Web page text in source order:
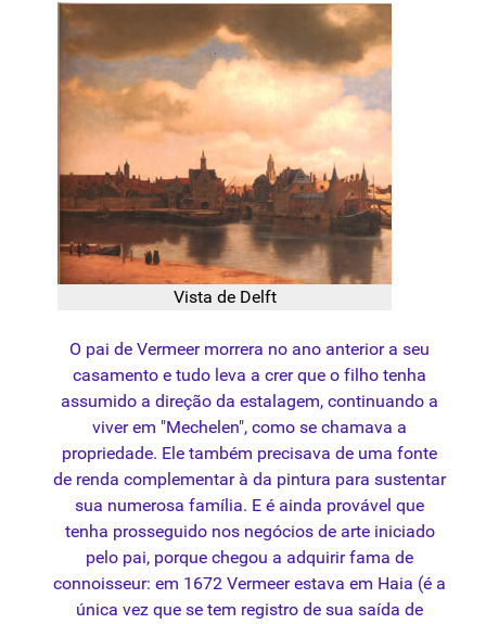
Vista de Delft
O pai de Vermeer morrera no ano anterior a seu
casamento e tudo leva a crer que o filho tenha
assumido a direção da estalagem, continuando a
viver em "Mechelen", como se chamava a
propriedade. Ele também precisava de uma fonte
de renda complementar à da pintura para sustentar
sua numerosa família. E é ainda provável que
tenha prosseguido nos negócios de arte iniciado
pelo pai, porque chegou a adquirir fama de
connoisseur: em 1672 Vermeer estava em Haia (é a
única vez que se tem registro de sua saída de